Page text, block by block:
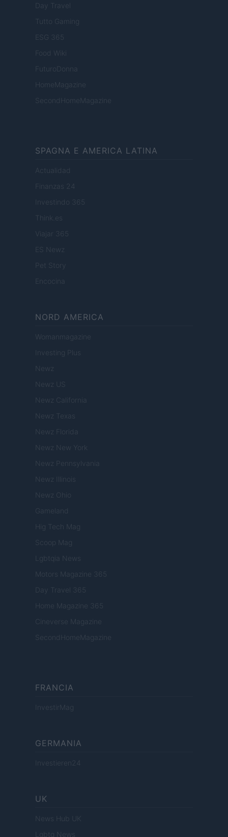
Day Travel
Tutto Gaming
ESG 365
Food Wiki
FuturoDonna
HomeMagazine
SecondHomeMagazine
SPAGNA E AMERICA LATINA
Actualidad
Finanzas 24
Investindo 365
Think.es
Viajar 365
ES Newz
Pet Story
Encocina
NORD AMERICA
Womanmagazine
Investing Plus
Newz
Newz US
Newz California
Newz Texas
Newz Florida
Newz New York
Newz Pennsylvania
Newz Illinois
Newz Ohio
Gameland
Hig Tech Mag
Scoop Mag
Lgbtqia News
Motors Magazine 365
Day Travel 365
Home Magazine 365
Cineverse Magazine
SecondHomeMagazine
FRANCIA
InvestirMag
GERMANIA
Investieren24
UK
News Hub UK
Lgbtq News